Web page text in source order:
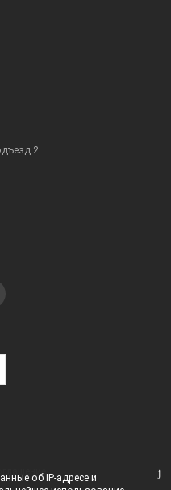
2
об IP-адресе и